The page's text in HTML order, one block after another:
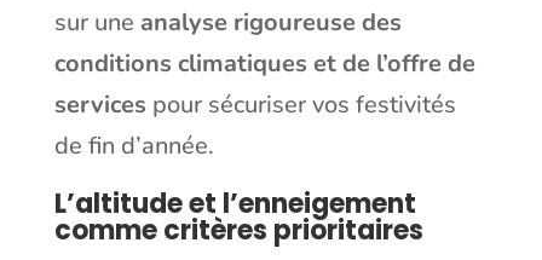
sur une analyse rigoureuse des
conditions climatiques et de l’offre de
services pour sécuriser vos festivités
de fin d’année.
L’altitude et l’enneigement
comme critères prioritaires